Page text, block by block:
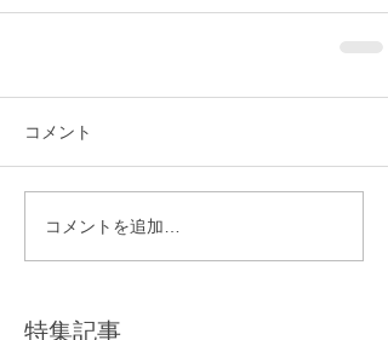
特集記事
コメント
コメントを追加…